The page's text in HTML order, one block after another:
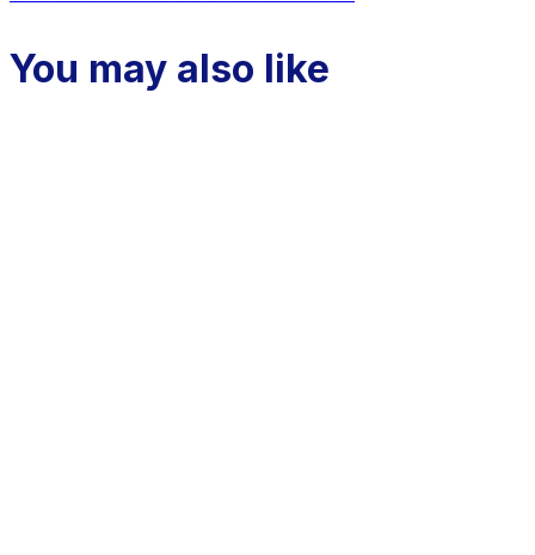
You may also like